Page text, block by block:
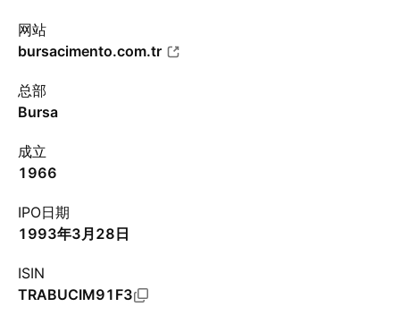
网站
bursacimento.com.tr
总部
Bursa
成立
1966
IPO日期
1993年3月28日
ISIN
TRABUCIM91F3